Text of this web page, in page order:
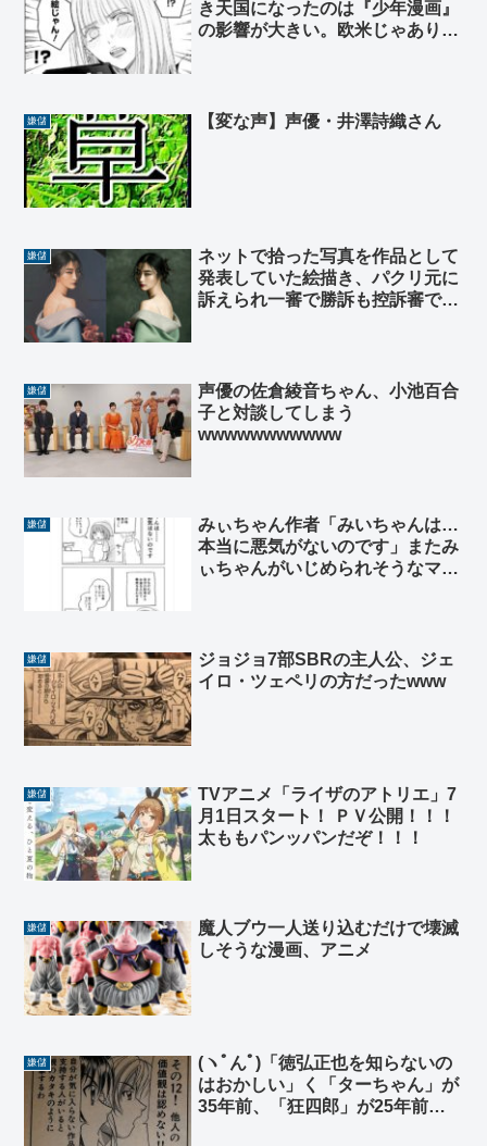
き天国になったのは『少年漫画』
の影響が大きい。欧米じゃあり得
嫌儲 【変な声】声優・井澤詩織さん
嫌儲
ネットで拾った写真を作品として
発表していた絵描き、パクリ元に
訴えられ一審で勝訴も控訴審で有
嫌儲
声優の佐倉綾音ちゃん、小池百合
子と対談してしまう
wwwwwwwwwww
嫌儲
みぃちゃん作者「みいちゃんは…
本当に悪気がないのです」またみ
ぃちゃんがいじめられそうなマン
嫌儲
ジョジョ7部SBRの主人公、ジェ
イロ・ツェペリの方だったwww
嫌儲
TVアニメ「ライザのアトリエ」7
月1日スタート！ ＰＶ公開！！！
太ももパンッパンだぞ！！！
嫌儲
魔人ブウ一人送り込むだけで壊滅
しそうな漫画、アニメ
嫌儲
(ヽﾟんﾟ)「徳弘正也を知らないの
はおかしい」く「ターちゃん」が
35年前、「狂四郎」が25年前、